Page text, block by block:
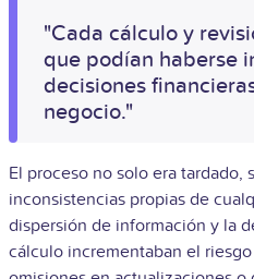
"Cada cálculo y
que podían haberse
decisiones
negocio."
El proceso no solo era tardado,
inconsistencias propias de
dispersión de información y la
cálculo incrementaban el